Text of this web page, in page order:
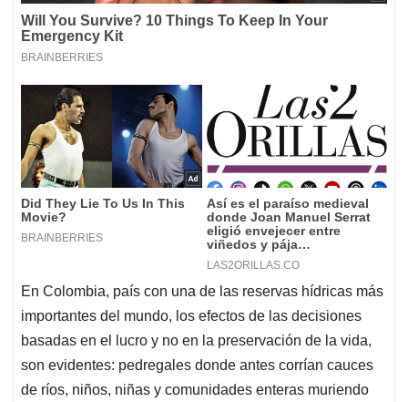
En Colombia, país con una de las reservas hídricas más
importantes del mundo, los efectos de las decisiones
basadas en el lucro y no en la preservación de la vida,
son evidentes: pedregales donde antes corrían cauces
de ríos, niños, niñas y comunidades enteras muriendo